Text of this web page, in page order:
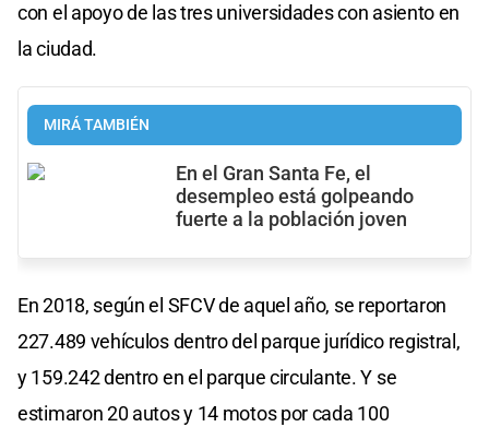
con el apoyo de las tres universidades con asiento en
la ciudad.
MIRÁ TAMBIÉN
En el Gran Santa Fe, el
desempleo está golpeando
fuerte a la población joven
En 2018, según el SFCV de aquel año, se reportaron
227.489 vehículos dentro del parque jurídico registral,
y 159.242 dentro en el parque circulante. Y se
estimaron 20 autos y 14 motos por cada 100